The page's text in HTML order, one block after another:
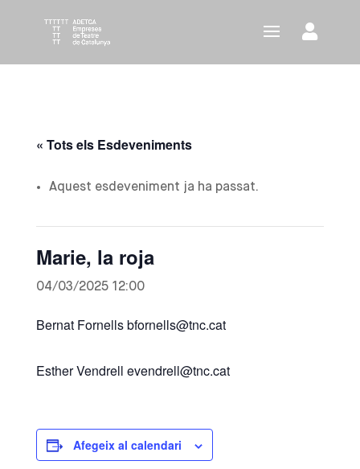
« Tots els Esdeveniments
Aquest esdeveniment ja ha passat.
Marie, la roja
04/03/2025 12:00
Bernat Fornells bfornells@tnc.cat
Esther Vendrell evendrell@tnc.cat
Afegeix al calendari